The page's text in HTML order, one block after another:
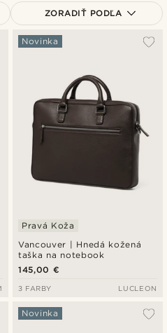
ZORADIŤ PODĽA
Najpopulárnejšie
Najlacnejšie
Najdrahšie
Vancouver | Hnedá kožená
taška na notebook
Novinka
Pravá Koža
145,00 €
3 FARBY LUCLEON
Novinka